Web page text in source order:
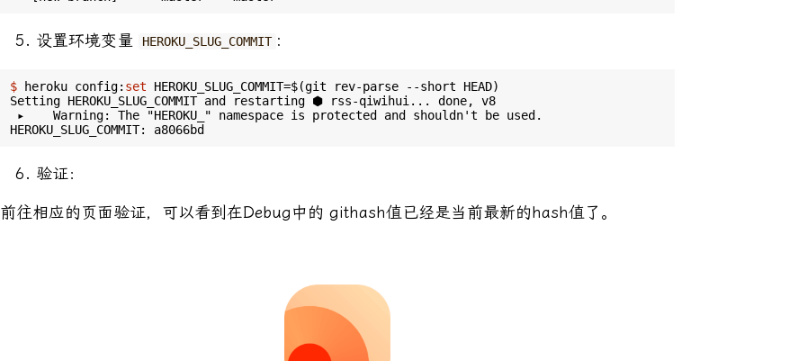
设置环境变量 HEROKU_SLUG_COMMIT :
$ heroku config: set HEROKU_SLUG_COMMIT=$(git rev-parse --short HEAD)
Setting HEROKU_SLUG_COMMIT and restarting ⬢ rss-qiwihui... done, v8
▸    Warning: The "HEROKU_" namespace is protected and shouldn't be used.
验证：
前往相应的页面验证，可以看到在Debug中的 githash值已经是当前最新的hash值了。